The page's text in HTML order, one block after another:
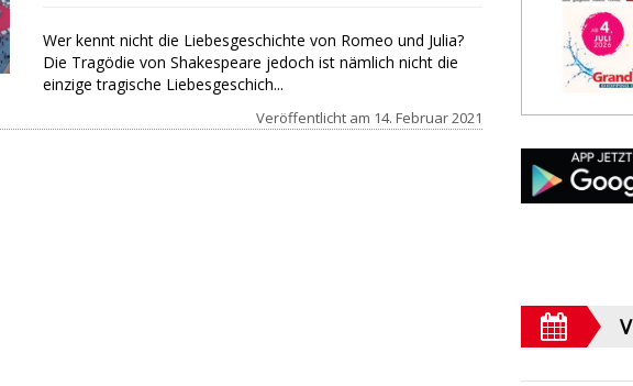
Wer kennt nicht die Liebesgeschichte von Romeo und Julia?
Die Tragödie von Shakespeare jedoch ist nämlich nicht die
einzige tragische Liebesgeschich...
Veröffentlicht am 14. Februar 2021